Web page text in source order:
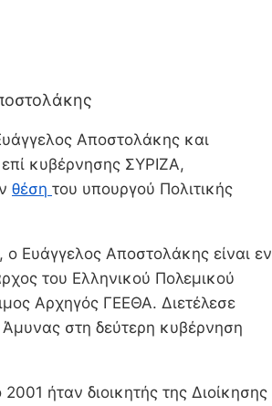
Αποστολάκης και
κυβέρνησης ΣΥΡΙΖΑ,
θέση του υπουργού Πολιτικής
ο Ευάγγελος Αποστολάκης είναι εν
του Ελληνικού Πολεμικού
Αρχηγός ΓΕΕΘΑ. Διετέλεσε
στη δεύτερη κυβέρνηση
ήταν διοικητής της Διοίκησης